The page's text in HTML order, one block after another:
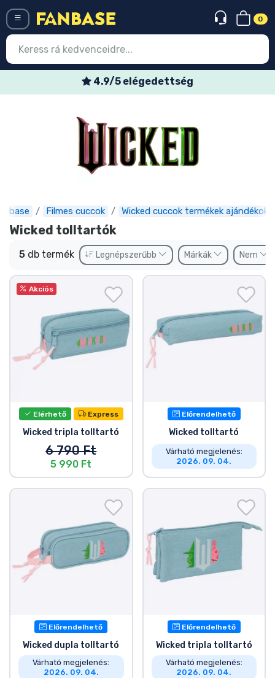
0
4.9/5 elégedettség
Filmes cuccok Wicked cuccok termékek ajándékok
Wicked tolltartók
5 db termék Legnépszerűbb Márkák Nem
Akciós
Elérhető Express
Wicked tripla tolltartó
6 790 Ft
5 990 Ft
Előrendelhető
Wicked tolltartó
Várható megjelenés:
2026. 09. 04.
Előrendelhető
Wicked dupla tolltartó
Várható megjelenés:
2026. 09. 04.
Előrendelhető
Wicked tripla tolltartó
Várható megjelenés:
2026. 09. 04.
Legújabb cuccok
Akciós ajánlatok
Előrendelhető cuccok
Outlet cuccok
Ajándékkártya
Szállítás és fizetés
Sorozatos cuccok
Mesés cuccok
Animés cuccok
Gamer cuccok
Sportos cuccok
Zenés cuccok
Márkák